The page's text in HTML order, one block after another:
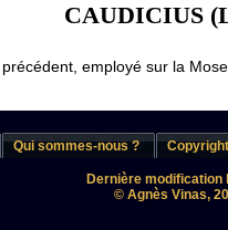
CAUDICIUS
employé sur la
Qui sommes-nous ? Copyright
Dernière modification
© Agnès Vinas,